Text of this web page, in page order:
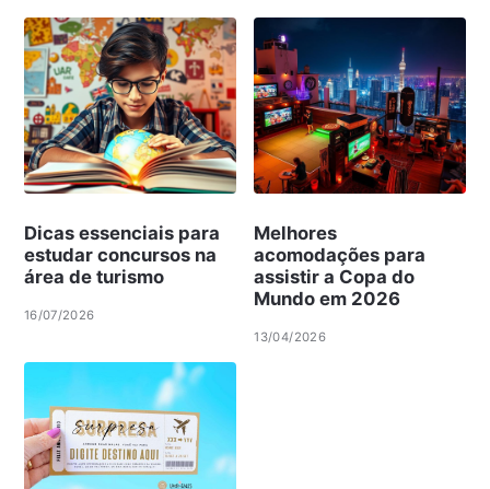
Dicas essenciais para
estudar concursos na
área de turismo
16/07/2026
Melhores
acomodações para
assistir a Copa do
Mundo em 2026
13/04/2026